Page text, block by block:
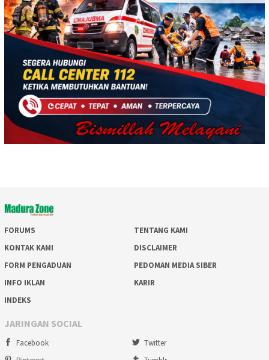
FORUMS
TENTANG KAMI
KONTAK KAMI
DISCLAIMER
FORM PENGADUAN
PEDOMAN MEDIA SIBER
INFO IKLAN
KARIR
INDEKS
JARINGAN SOCIAL
Facebook
Twitter